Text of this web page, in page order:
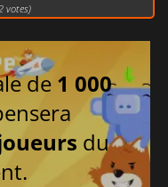
votes)
de 1 000
du